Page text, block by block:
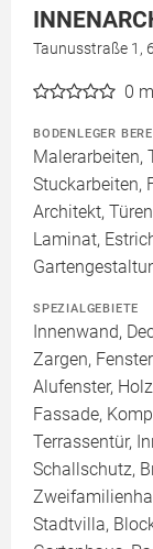
Taunusstraße 1,
0
BODENLEGER
Malerarbeiten,
Stuckarbeiten,
Architekt,
Laminat,
SPEZIALGEBIETE
Innenwand,
Zargen,
Alufenster,
Fassade,
Terrassentür,
Schallschutz,
Stadtvilla,